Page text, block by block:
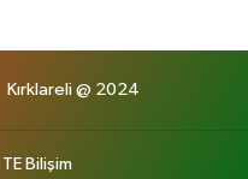
Kırklareli @ 2024
TE Bilişim